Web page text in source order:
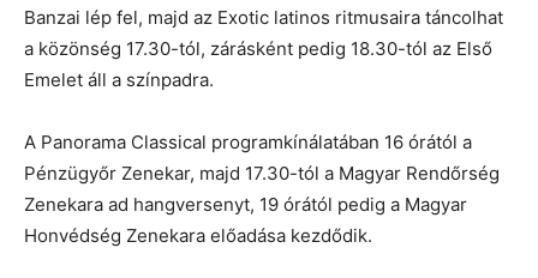
Banzai lép fel, majd az Exotic latinos ritmusaira táncolhat
a közönség 17.30-tól, zárásként pedig 18.30-tól az Első
Emelet áll a színpadra.
A Panorama Classical programkínálatában 16 órától a
Pénzügyőr Zenekar, majd 17.30-tól a Magyar Rendőrség
Zenekara ad hangversenyt, 19 órától pedig a Magyar
Honvédség Zenekara előadása kezdődik.